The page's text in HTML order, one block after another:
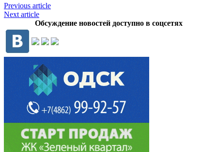
Previous article
Next article
Обсуждение новостей доступно в соцсетях